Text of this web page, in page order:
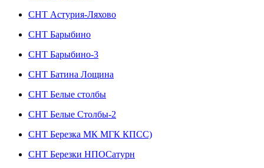
СНТ Астурия-Ляхово
СНТ Барыбино
СНТ Барыбино-3
СНТ Батина Лощина
СНТ Белые столбы
СНТ Белые Столбы-2
СНТ Березка МК МГК КПСС)
СНТ Березки НПОСатурн